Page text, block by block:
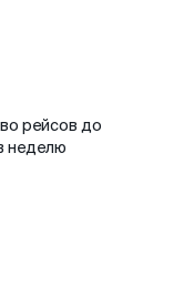
рейсов до
неделю